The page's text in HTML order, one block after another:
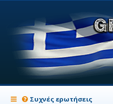
Συχνές ερωτήσεις